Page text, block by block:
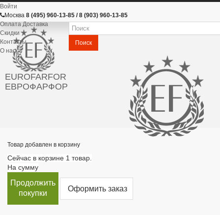
Войти
Москва 8 (495) 960-13-85 / 8 (903) 960-13-85
Оплата Доставка
Скидки
Контакты
О нас
EUROFARFOR
ЕВРОФАРФОР
Поиск
Товар добавлен в корзину
Сейчас в корзине 1 товар.
На сумму
Продолжить
покупки
Оформить заказ